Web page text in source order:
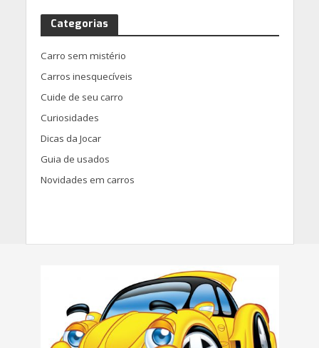
Categorias
Carro sem mistério
Carros inesquecíveis
Cuide de seu carro
Curiosidades
Dicas da Jocar
Guia de usados
Novidades em carros